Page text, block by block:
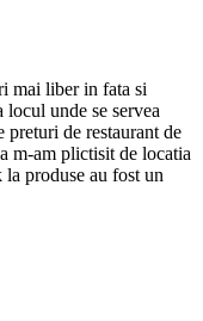
mai liber in fata si
unde se servea
de restaurant de
m-am plictisit de locatia
produse au fost un